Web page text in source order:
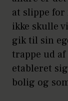
at slippe
ikke skulle
gik til sin
trappe ud
etableret
bolig og